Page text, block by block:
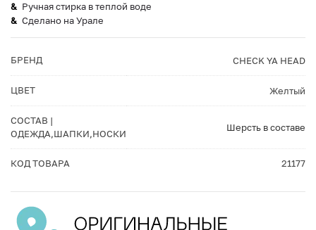
Ручная стирка в теплой воде
Сделано на Урале
БРЕНД CHECK YA HEAD
ЦВЕТ Желтый
СОСТАВ |
ОДЕЖДА,ШАПКИ,НОСКИ
Шерсть в составе
КОД ТОВАРА 21177